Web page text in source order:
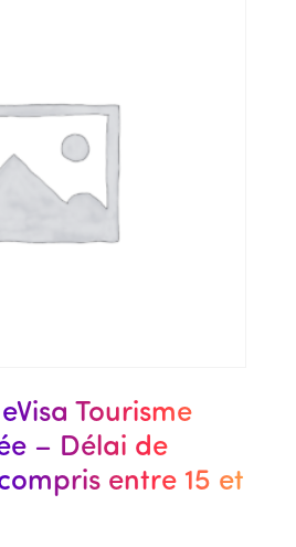
Tourisme
– Délai de
entre 15 et